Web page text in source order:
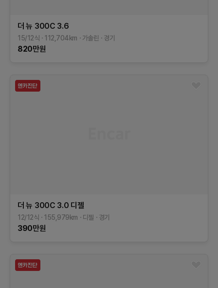
더 뉴 300C 3.6
15/12식 112,704km 가솔린 경기
820만원
더 뉴 300C 3.0 디젤
12/12식 155,979km 디젤 경기
390만원